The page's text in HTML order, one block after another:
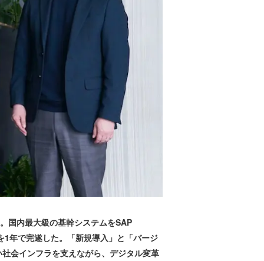
国内最大級の基幹システムをSAP
年で完遂した。「新規導入」と「バージ
会インフラを支えながら、デジタル変革